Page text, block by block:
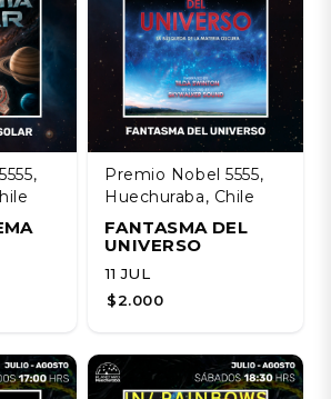
Premio Nobel 5555,
Huechuraba, Chile
FANTASMA DEL
UNIVERSO
11 JUL
$2.000